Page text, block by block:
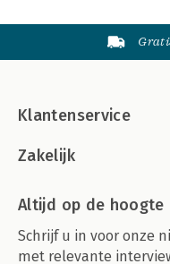
Klantenservice
Zakelijk
Altijd op de hoogte
Schrijf u in voor onze
met relevante